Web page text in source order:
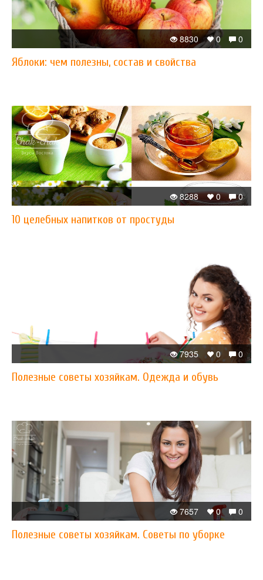
0
0
8830
Яблоки: чем полезны, состав и свойства
0
0
8288
10 целебных напитков от простуды
0
0
7935
Полезные советы хозяйкам. Одежда и обувь
0
0
7657
Полезные советы хозяйкам. Советы по уборке